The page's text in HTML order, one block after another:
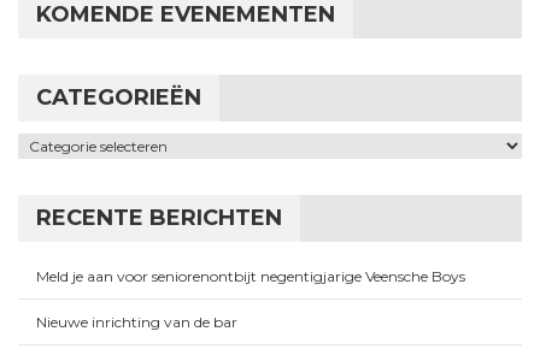
KOMENDE EVENEMENTEN
CATEGORIEËN
Categorieën
RECENTE BERICHTEN
Meld je aan voor seniorenontbijt negentigjarige Veensche Boys
Nieuwe inrichting van de bar